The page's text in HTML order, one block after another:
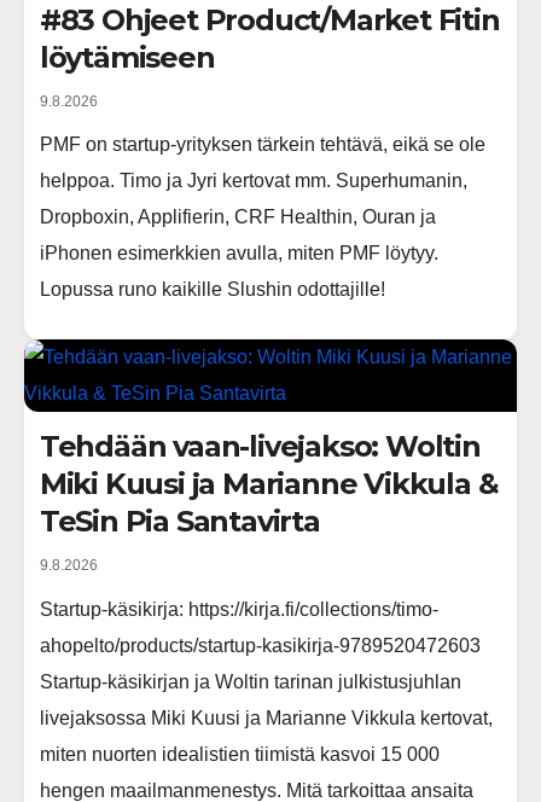
#83 Ohjeet Product/Market Fitin
löytämiseen
9.8.2026
PMF on startup-yrityksen tärkein tehtävä, eikä se ole
helppoa. Timo ja Jyri kertovat mm. Superhumanin,
Dropboxin, Applifierin, CRF Healthin, Ouran ja
iPhonen esimerkkien avulla, miten PMF löytyy.
Lopussa runo kaikille Slushin odottajille!
Tehdään vaan-livejakso: Woltin
Miki Kuusi ja Marianne Vikkula &
TeSin Pia Santavirta
9.8.2026
Startup-käsikirja: https://kirja.fi/collections/timo-
ahopelto/products/startup-kasikirja-9789520472603
Startup-käsikirjan ja Woltin tarinan julkistusjuhlan
livejaksossa Miki Kuusi ja Marianne Vikkula kertovat,
miten nuorten idealistien tiimistä kasvoi 15 000
hengen maailmanmenestys. Mitä tarkoittaa ansaita